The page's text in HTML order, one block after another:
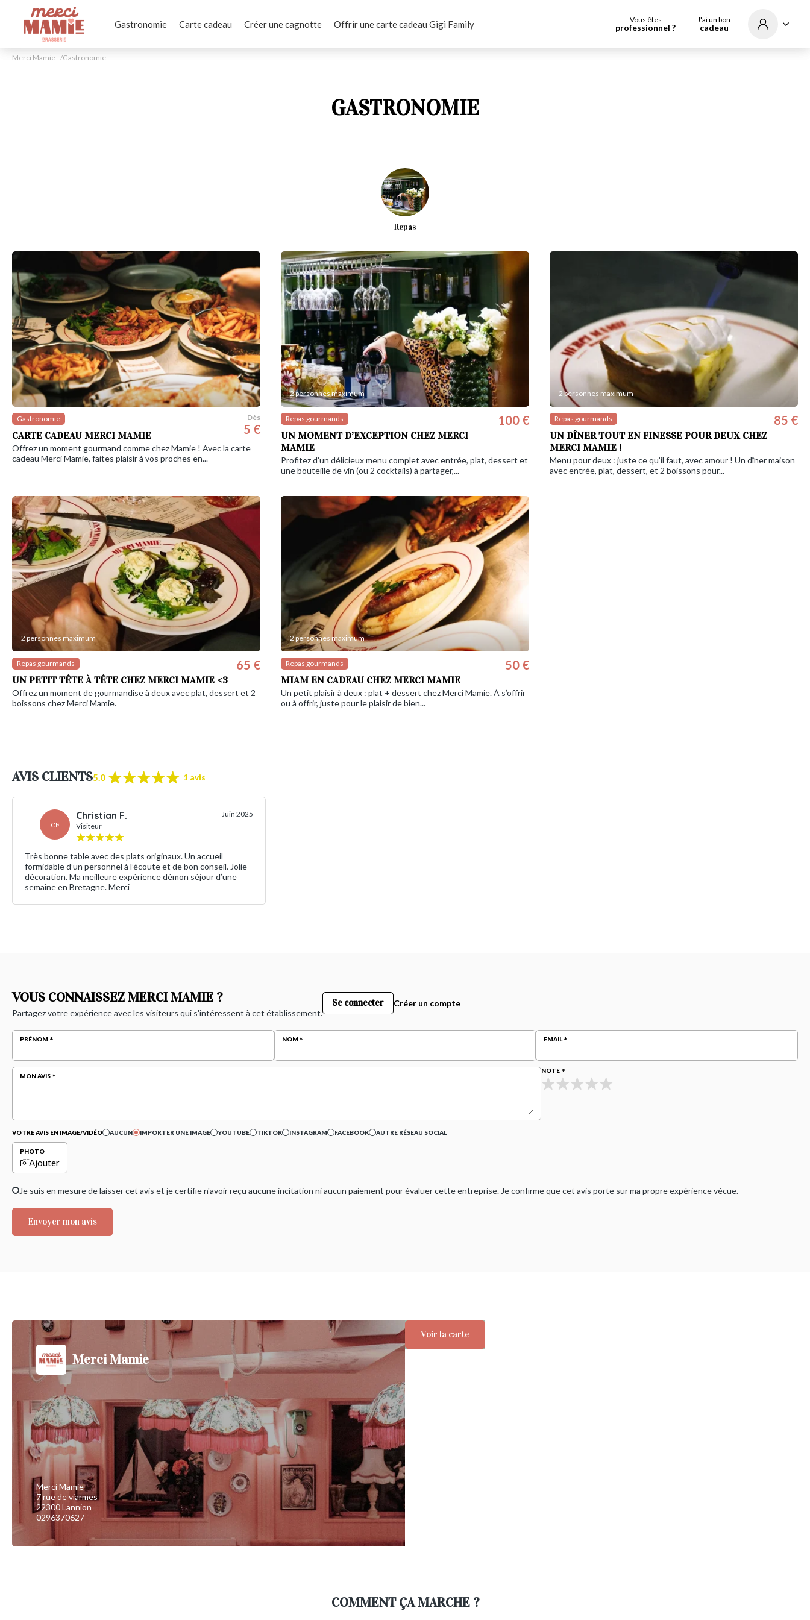
Gastronomie Carte cadeau Créer une cagnotte Offrir une carte cadeau Gigi Family Vous êtes
professionnel ?
J'ai un bon
cadeau
Merci Mamie Gastronomie
GASTRONOMIE
Repas
Gastronomie
CARTE CADEAU MERCI MAMIE
Dès
5 €
Offrez un moment gourmand comme chez Mamie ! Avec la carte
cadeau Merci Mamie, faites plaisir à vos proches en...
2 personnes maximum
Repas gourmands
UN MOMENT D’EXCEPTION CHEZ MERCI
MAMIE
100 €
Profitez d’un délicieux menu complet avec entrée, plat, dessert et
une bouteille de vin (ou 2 cocktails) à partager,...
2 personnes maximum
Repas gourmands
UN DÎNER TOUT EN FINESSE POUR DEUX CHEZ
MERCI MAMIE !
85 €
Menu pour deux : juste ce qu’il faut, avec amour ! Un dîner maison
avec entrée, plat, dessert, et 2 boissons pour...
2 personnes maximum
Repas gourmands
UN PETIT TÊTE À TÊTE CHEZ MERCI MAMIE <3
65 €
Offrez un moment de gourmandise à deux avec plat, dessert et 2
boissons chez Merci Mamie.
2 personnes maximum
Repas gourmands
MIAM EN CADEAU CHEZ MERCI MAMIE
50 €
Un petit plaisir à deux : plat + dessert chez Merci Mamie. À s’offrir
ou à offrir, juste pour le plaisir de bien...
AVIS CLIENTS5.0 1 avis
CF
Christian F.
Visiteur
Juin 2025
Très bonne table avec des plats originaux. Un accueil
formidable d’un personnel à l’écoute et de bon conseil. Jolie
décoration. Ma meilleure expérience démon séjour d’une
semaine en Bretagne. Merci
VOUS CONNAISSEZ MERCI MAMIE ?
Partagez votre expérience avec les visiteurs qui s'intéressent à cet établissement.
Se connecter Créer un compte
PRÉNOM NOM EMAIL
MON AVIS
NOTE
VOTRE AVIS EN IMAGE/VIDÉO AUCUN IMPORTER UNE IMAGE YOUTUBE TIKTOK INSTAGRAM FACEBOOK AUTRE RÉSEAU SOCIAL
PHOTO
Ajouter
Je suis en mesure de laisser cet avis et je certifie n'avoir reçu aucune incitation ni aucun paiement pour évaluer cette entreprise. Je confirme que cet avis porte sur ma propre expérience vécue.
Envoyer mon avis
Merci Mamie
Merci Mamie
7 rue de viarmes
22300 Lannion
0296370627
Voir la carte
COMMENT ÇA MARCHE ?